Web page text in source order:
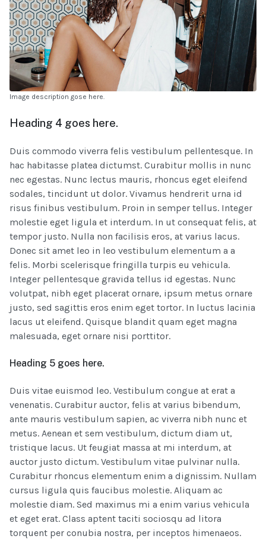
Image description gose here.
Heading 4 goes here.
Duis commodo viverra felis vestibulum pellentesque. In
hac habitasse platea dictumst. Curabitur mollis in nunc
nec egestas. Nunc lectus mauris, rhoncus eget eleifend
sodales, tincidunt ut dolor. Vivamus hendrerit urna id
risus finibus vestibulum. Proin in semper tellus. Integer
molestie eget ligula et interdum. In ut consequat felis, at
tempor justo. Nulla non facilisis eros, at varius lacus.
Donec sit amet leo in leo vestibulum elementum a a
felis. Morbi scelerisque fringilla turpis eu vehicula.
Integer pellentesque gravida tellus id egestas. Nunc
volutpat, nibh eget placerat ornare, ipsum metus ornare
justo, sed sagittis eros enim eget tortor. In luctus lacinia
lacus ut eleifend. Quisque blandit quam eget magna
malesuada, eget ornare nisi porttitor.
Heading 5 goes here.
Duis vitae euismod leo. Vestibulum congue at erat a
venenatis. Curabitur auctor, felis at varius bibendum,
ante mauris vestibulum sapien, ac viverra nibh nunc et
metus. Aenean et sem vestibulum, dictum diam ut,
tristique lacus. Ut feugiat massa at mi interdum, at
auctor justo dictum. Vestibulum vitae pulvinar nulla.
Curabitur rhoncus elementum enim a dignissim. Nullam
cursus ligula quis faucibus molestie. Aliquam ac
molestie diam. Sed maximus mi a enim varius vehicula
et eget erat. Class aptent taciti sociosqu ad litora
torquent per conubia nostra, per inceptos himenaeos.